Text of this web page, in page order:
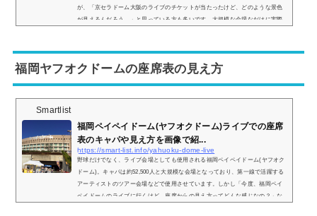
が、「京セラドーム大阪のライブのチケットが当たったけど、どのような景色
が見えるんだろう…」と思っている方も多いです。大規模な会場なだけに実際
下の通りとなります。引用：京セラドーム大阪公式HPちなみに京セラドーム大
阪の公式...
福岡ヤフオクドームの座席表の見え方
Smartlist
福岡ペイペイドーム(ヤフオクドーム)ライブでの座席
表のキャパや見え方を画像で紹...
https://smart-list.info/yahuoku-dome-live
野球だけでなく、ライブ会場としても使用される福岡ペイペイドーム(ヤフオク
ドーム)。キャパは約52,500人と大規模な会場となっており、第一線で活躍する
アーティストのツアー会場などで使用させています。しかし「今度、福岡ペイ
ペイドームのライブに行くけど、座席からの見え方ってどんな感じなの？」な